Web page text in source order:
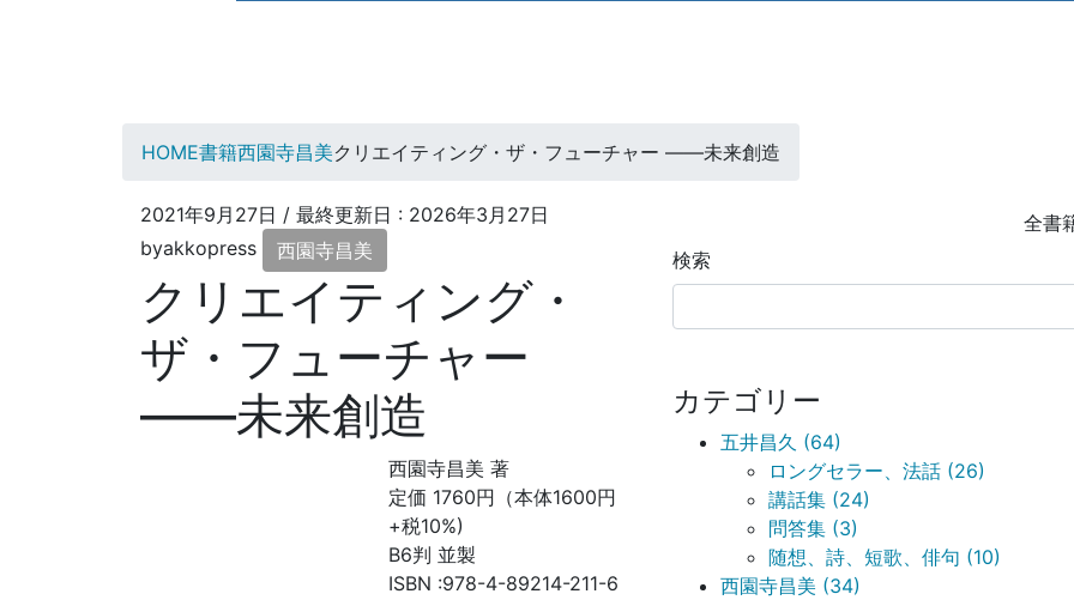
HOME書籍西園寺昌美クリエイティング・ザ・フューチャー ――未来創造
2021年9月27日 / 最終更新日 : 2026年3月27日
byakkopress
西園寺昌美
クリエイティング・
ザ・フューチャー
――未来創造
西園寺昌美 著
定価 1760円（本体1600円
+税10%)
B6判 並製
ISBN :978-4-89214-211-6
全書
検索
カテゴリー
五井昌久 (64)
ロングセラー、法話 (26)
講話集 (24)
問答集 (3)
随想、詩、短歌、俳句 (10)
西園寺昌美 (34)